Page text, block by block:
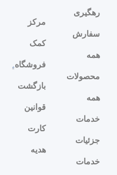
رهگیری
سفارش
همه
محصولات
همه
خدمات
جزئیات
خدمات
مرکز
کمک
فروشگاه
بازگشت
قوانین
کارت
هدیه